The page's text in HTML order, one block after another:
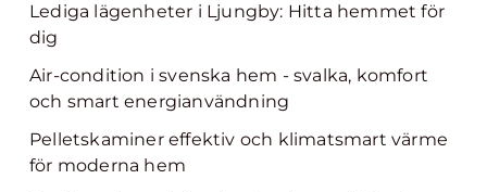
Lediga lägenheter i Ljungby: Hitta hemmet för
dig
Air-condition i svenska hem - svalka, komfort
och smart energianvändning
Pelletskaminer effektiv och klimatsmart värme
för moderna hem